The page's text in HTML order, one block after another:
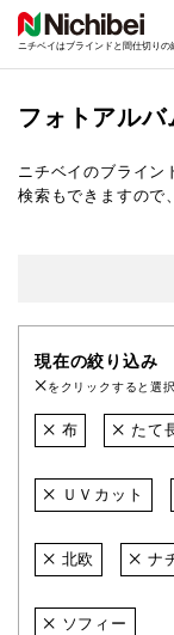
ニチベイはブラインドと間仕切りの
フォトアルバ
ニチベイのブライン
検索もできますので
現在の絞り込み
をクリックすると選
布 たて
ＵＶカット
北欧 ナ
ソフィー